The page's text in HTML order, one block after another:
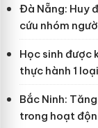
Đà Nẵng: Huy
cứu nhóm
Học sinh được
thực hành 1
Bắc Ninh:
trong hoạt